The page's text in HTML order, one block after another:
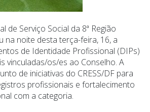
de Serviço Social da 8ª Região
na noite desta terça-feira, 16, a
de Identidade Profissional (DIPs)
vinculadas/os/es ao Conselho. A
de iniciativas do CRESS/DF para
profissionais e fortalecimento
com a categoria.